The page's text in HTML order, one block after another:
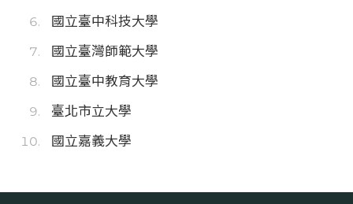
國立臺中科技大學
國立臺灣師範大學
國立臺中教育大學
臺北市立大學
國立嘉義大學